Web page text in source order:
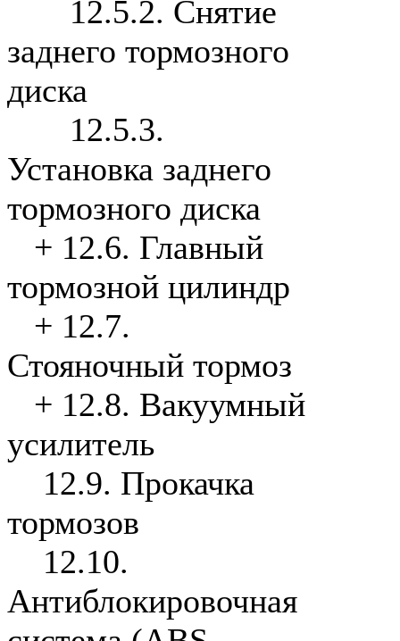
12.5.2. Снятие
заднего тормозного
диска
12.5.3.
Установка заднего
тормозного диска
+ 12.6. Главный
тормозной цилиндр
+ 12.7.
Стояночный тормоз
+ 12.8. Вакуумный
усилитель
12.9. Прокачка
тормозов
12.10.
Антиблокировочная